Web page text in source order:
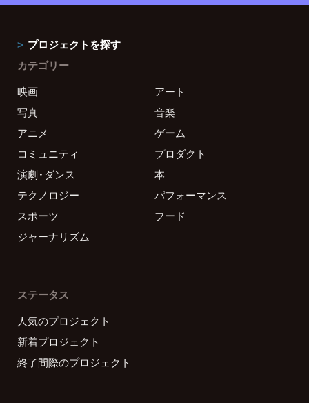
プロジェクトを探す
カテゴリー
映画
アート
写真
音楽
アニメ
ゲーム
コミュニティ
プロダクト
演劇・ダンス
本
テクノロジー
パフォーマンス
スポーツ
フード
ジャーナリズム
ステータス
人気のプロジェクト
新着プロジェクト
終了間際のプロジェクト